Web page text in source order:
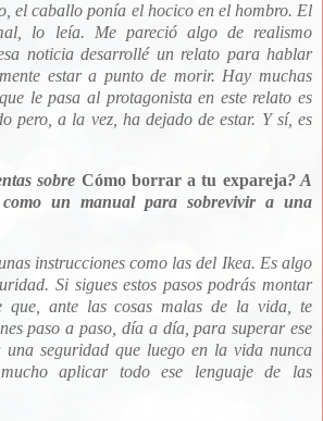
el caballo ponía el hocico en el hombro. El
lo leía. Me pareció algo de realismo
noticia desarrollé un relato para hablar
estar a punto de morir. Hay muchas
le pasa al protagonista en este relato es
pero, a la vez, ha dejado de estar. Y sí, es
sobre Cómo borrar a tu expareja? A
un manual para sobrevivir a una
instrucciones como las del Ikea. Es algo
Si sigues estos pasos podrás montar
que, ante las cosas malas de la vida, te
paso a paso, día a día, para superar ese
una seguridad que luego en la vida nunca
aplicar todo ese lenguaje de las